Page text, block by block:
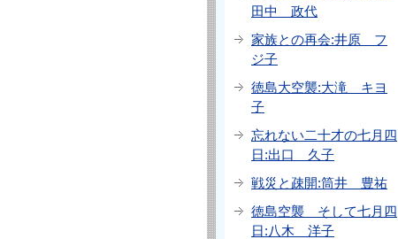
田中 政代
家族との再会:井原 フ
ジ子
徳島大空襲:大滝 キヨ
子
忘れない二十才の七月四
日:出口 久子
戦災と疎開:筒井 豊祐
徳島空襲 そして七月四
日:八木 洋子